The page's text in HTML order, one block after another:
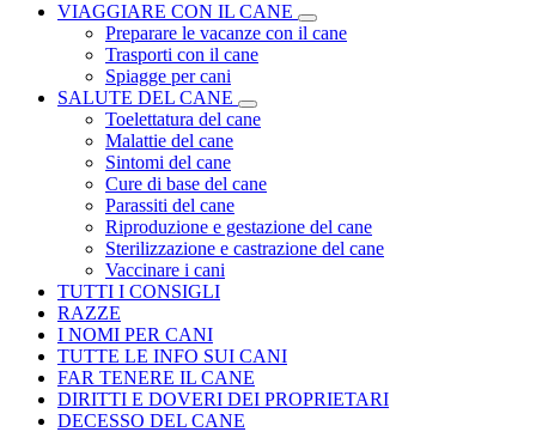
VIAGGIARE CON IL CANE
Preparare le vacanze con il cane
Trasporti con il cane
Spiagge per cani
SALUTE DEL CANE
Toelettatura del cane
Malattie del cane
Sintomi del cane
Cure di base del cane
Parassiti del cane
Riproduzione e gestazione del cane
Sterilizzazione e castrazione del cane
Vaccinare i cani
TUTTI I CONSIGLI
RAZZE
I NOMI PER CANI
TUTTE LE INFO SUI CANI
FAR TENERE IL CANE
DIRITTI E DOVERI DEI PROPRIETARI
DECESSO DEL CANE